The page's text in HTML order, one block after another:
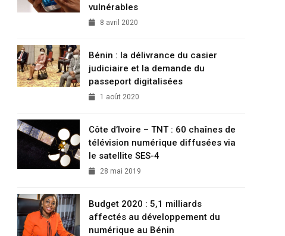
vulnérables
8 avril 2020
Bénin : la délivrance du casier
judiciaire et la demande du
passeport digitalisées
1 août 2020
Côte d’Ivoire – TNT : 60 chaînes de
télévision numérique diffusées via
le satellite SES-4
28 mai 2019
Budget 2020 : 5,1 milliards
affectés au développement du
numérique au Bénin